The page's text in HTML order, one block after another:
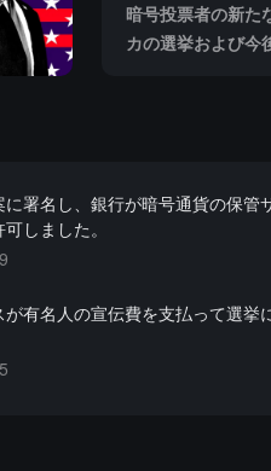
暗号投票者の新た
カの選挙および今
に署名し、銀行が暗号通貨の保管
しました。
が有名人の宣伝費を支払って選挙